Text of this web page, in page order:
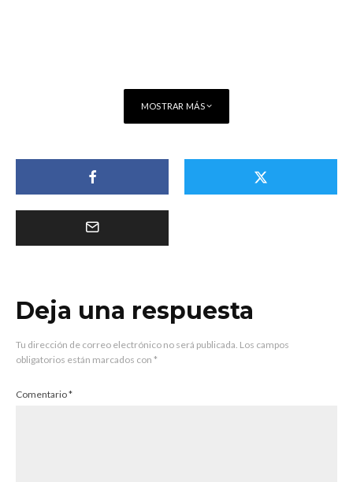
MOSTRAR MÁS
Deja una respuesta
Tu dirección de correo electrónico no será publicada. Los campos
obligatorios están marcados con *
Comentario*